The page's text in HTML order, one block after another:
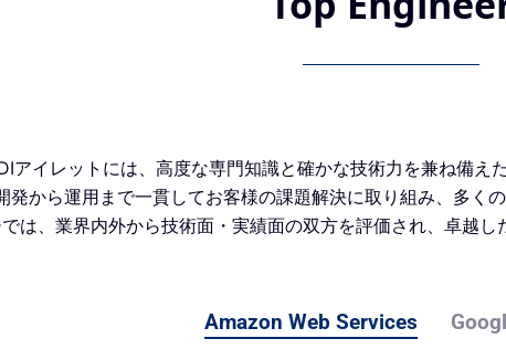
アイレットには、高度な専門知識と確かな技術力を兼ね備え
発から運用まで一貫してお客様の課題解決に取り組み、多く
は、業界内外から技術面・実績面の双方を評価され、卓越し
Amazon Web Services